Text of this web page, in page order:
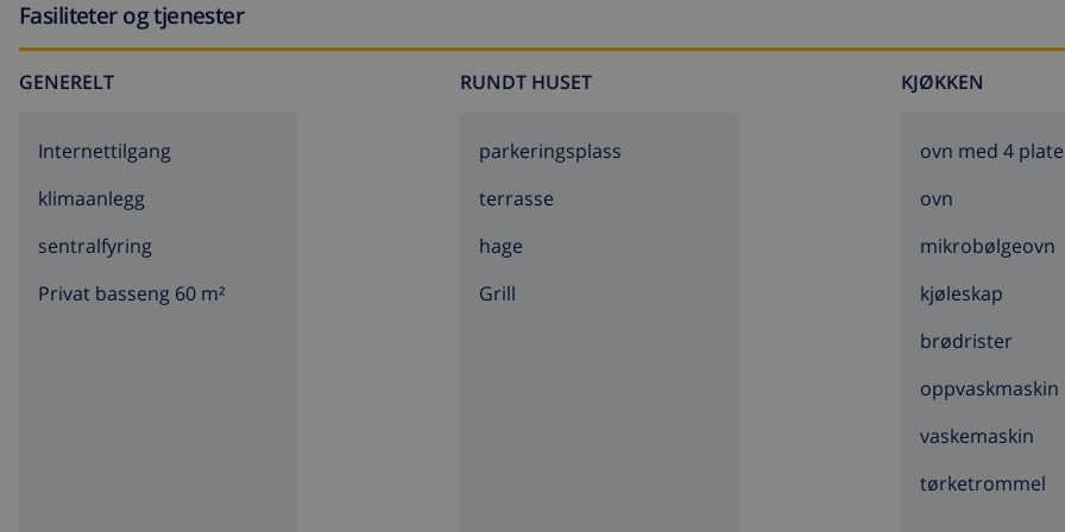
Fasiliteter og tjenester
GENERELT
Internettilgang
klimaanlegg
sentralfyring
Privat basseng 60 m²
RUNDT HUSET
parkeringsplass
terrasse
hage
grill
KJØKKEN
ovn med 4
ovn
mikrobølgeovn
kjøleskap
brødrister
oppvaskmaskin
vaskemaskin
tørketrommel